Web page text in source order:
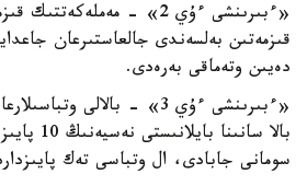
«ءبىرىنشى ءۇي 2» -
دەيىن وتەماقى بەرەدى.
«ءبىرىنشى ءۇي 3» - بالالى
سومانى جابادى، ال وتباسى تەك